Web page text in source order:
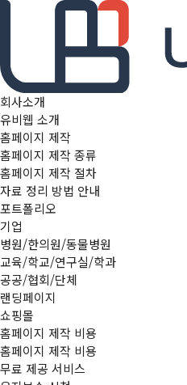
본문 바로가기
메인메뉴 바로가기
회사소개
유비웹 소개
홈페이지 제작
홈페이지 제작 종류
홈페이지 제작 절차
자료 정리 방법 안내
포트폴리오
기업
병원/한의원/동물병원
교육/학교/연구실/학과
공공/협회/단체
랜딩페이지
쇼핑몰
홈페이지 제작 비용
홈페이지 제작 비용
무료 제공 서비스